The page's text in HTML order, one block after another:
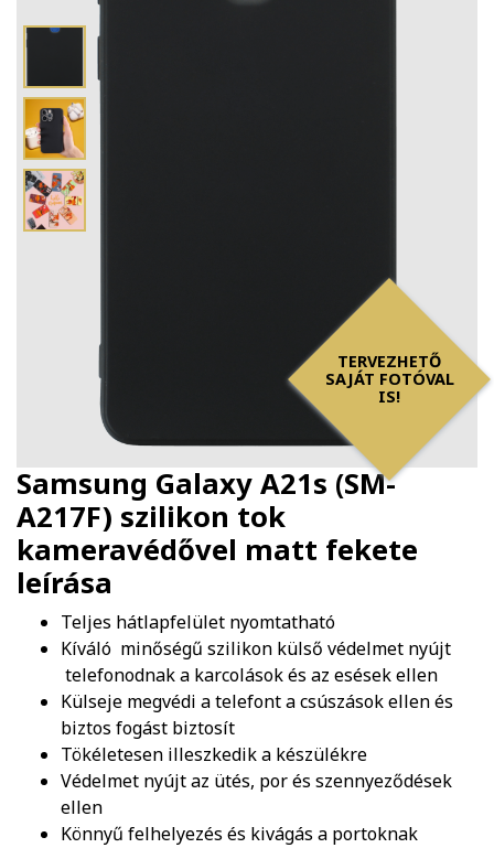
TERVEZHETŐ
SAJÁT FOTÓVAL
IS!
Samsung Galaxy A21s (SM-
A217F) szilikon tok
kameravédővel matt fekete
leírása
Teljes hátlapfelület nyomtatható
Kíváló minőségű szilikon külső védelmet nyújt
telefonodnak a karcolások és az esések ellen
Külseje megvédi a telefont a csúszások ellen és
biztos fogást biztosít
Tökéletesen illeszkedik a készülékre
Védelmet nyújt az ütés, por és szennyeződések
ellen
Könnyű felhelyezés és kivágás a portoknak